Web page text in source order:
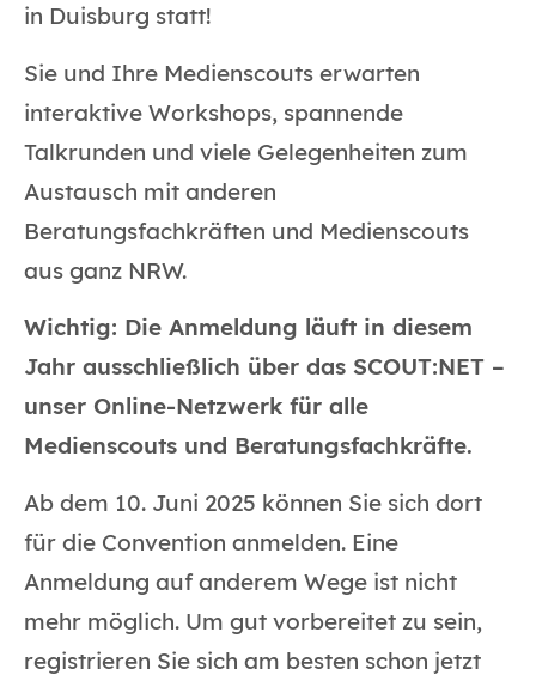
in Duisburg statt!
Sie und Ihre Medienscouts erwarten
interaktive Workshops, spannende
Talkrunden und viele Gelegenheiten zum
Austausch mit anderen
Beratungsfachkräften und Medienscouts
aus ganz NRW.
Wichtig: Die Anmeldung läuft in diesem
Jahr ausschließlich über das SCOUT:NET –
unser Online-Netzwerk für alle
Medienscouts und Beratungsfachkräfte.
Ab dem 10. Juni 2025 können Sie sich dort
für die Convention anmelden. Eine
Anmeldung auf anderem Wege ist nicht
mehr möglich. Um gut vorbereitet zu sein,
registrieren Sie sich am besten schon jetzt